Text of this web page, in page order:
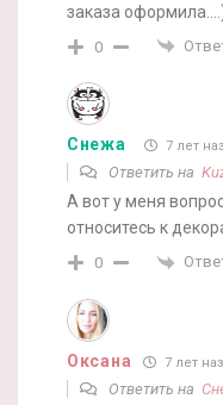
заказа
0
Снежа 7 лет
Ответить на
А вот у меня
относитесь к
0
Оксана 7 лет
Ответить на